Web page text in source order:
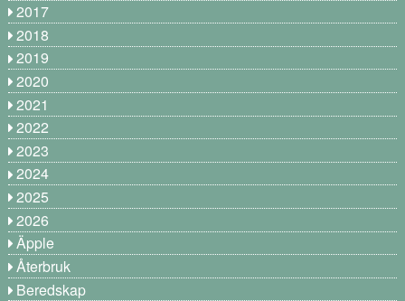
2017
2018
2019
2020
2021
2022
2023
2024
2025
2026
Äpple
Återbruk
Beredskap